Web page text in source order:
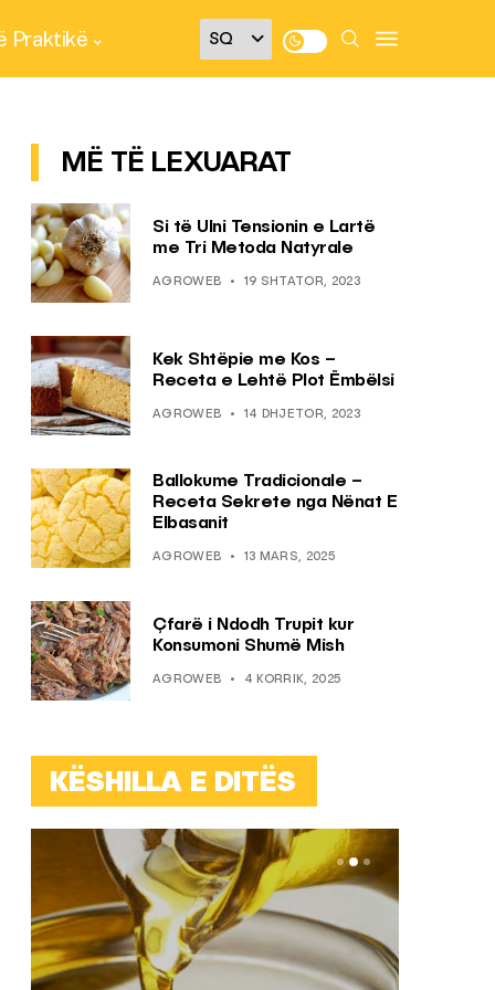
Praktikë
MË TË LEXUARAT
Si të Ulni Tensionin e Lartë
me Tri Metoda Natyrale
AGROWEB 19 SHTATOR, 2023
Kek Shtëpie me Kos –
Receta e Lehtë Plot Ëmbëlsi
AGROWEB 14 DHJETOR, 2023
Ballokume Tradicionale –
Receta Sekrete nga Nënat E
Elbasanit
AGROWEB 13 MARS, 2025
Çfarë i Ndodh Trupit kur
Konsumoni Shumë Mish
AGROWEB 4 KORRIK, 2025
KËSHILLA E DITËS